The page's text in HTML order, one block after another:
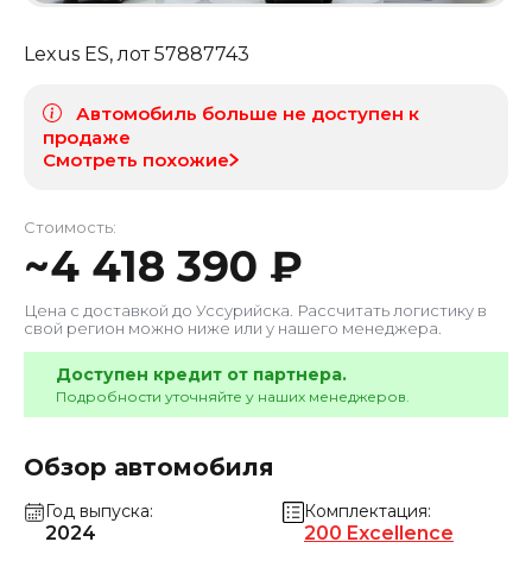
Lexus ES, лот57887743
Автомобиль больше не доступен к
продаже
Смотреть похожие
Стоимость:
~4 418 390 ₽
Цена с доставкой до Уссурийска . Рассчитать логистику в
свой регион можно ниже или у нашего менеджера.
Доступен кредит от партнера.
Подробности уточняйте у наших менеджеров.
Обзор автомобиля
Год выпуска
2024
Комплектация
200 Excellence